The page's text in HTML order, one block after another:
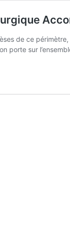
de ce
porte sur